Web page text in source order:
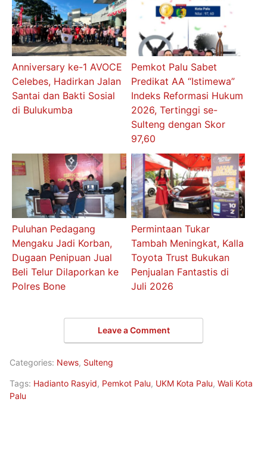
Anniversary ke-1 AVOCE
Celebes, Hadirkan Jalan
Santai dan Bakti Sosial
di Bulukumba
Pemkot Palu Sabet
Predikat AA “Istimewa”
Indeks Reformasi Hukum
2026, Tertinggi se-
Sulteng dengan Skor
97,60
Puluhan Pedagang
Mengaku Jadi Korban,
Dugaan Penipuan Jual
Beli Telur Dilaporkan ke
Polres Bone
Permintaan Tukar
Tambah Meningkat, Kalla
Toyota Trust Bukukan
Penjualan Fantastis di
Juli 2026
Leave a Comment
Categories: News, Sulteng
Tags: Hadianto Rasyid, Pemkot Palu, UKM Kota Palu, Wali Kota
Palu